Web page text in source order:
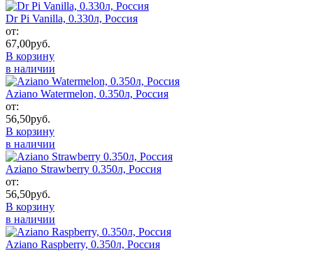
Dr Pi Vanilla, 0.330л, Россия
от:
67,00руб.
В корзину
в наличии
Aziano Watermelon, 0.350л,​​​​​​​ Россия
от:
56,50руб.
В корзину
в наличии
Aziano Strawberry 0.350л, Россия
от:
56,50руб.
В корзину
в наличии
Aziano Raspberry, 0.350л, Россия